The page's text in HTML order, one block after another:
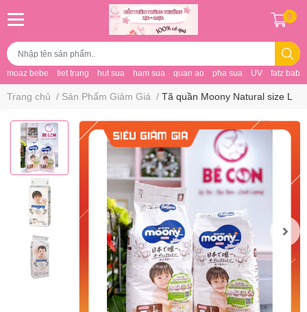
moaz bebe tiet trung hut sua ham sua quan ao pha sua UV fatz baby
0
Trang chủ / Sản Phẩm Giảm Giá / Tã quần Moony Natural size L